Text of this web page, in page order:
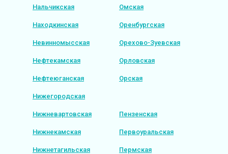
Нальчикская
Находкинская
Невинномысская
Нефтекамская
Нефтеюганская
Нижегородская
Нижневартовская
Нижнекамская
Нижнетагильская
Омская
Оренбургская
Орехово-Зуевская
Орловская
Орская
Пензенская
Первоуральская
Пермская